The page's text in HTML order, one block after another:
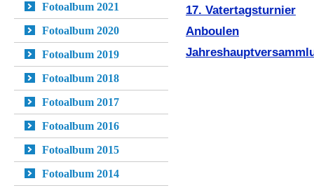
Fotoalbum 2021
Fotoalbum 2020
Fotoalbum 2019
Fotoalbum 2018
Fotoalbum 2017
Fotoalbum 2016
Fotoalbum 2015
Fotoalbum 2014
17. Vatertagsturnier
Anboulen